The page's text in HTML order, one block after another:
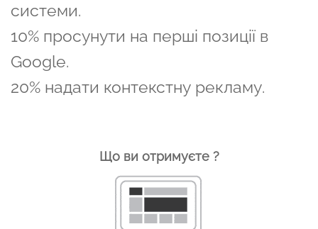
системи.
10% просунути на перші позиції в
Google.
20% надати контекстну рекламу.
Що ви отримуєте ?